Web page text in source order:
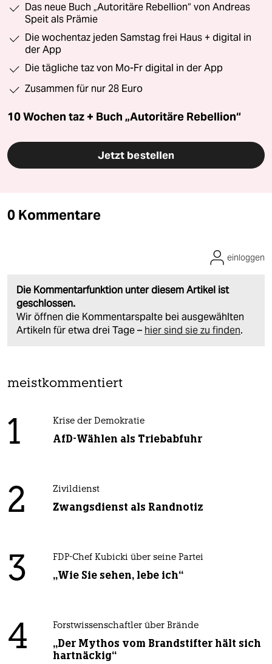
Das neue Buch „Autoritäre Rebellion“ von Andreas
Speit als Prämie
Die wochentaz jeden Samstag frei Haus + digital in
der App
Die tägliche taz von Mo-Fr digital in der App
Zusammen für nur 28 Euro
10 Wochen taz + Buch „Autoritäre Rebellion“
Jetzt bestellen
0 Kommentare
Die Kommentarfunktion unter diesem Artikel ist
geschlossen.
Wir öffnen die Kommentarspalte bei ausgewählten
Artikeln für etwa drei Tage – hier sind sie zu finden.
einloggen
meistkommentiert
1 Krise der Demokratie
AfD-Wählen als Triebabfuhr
2 Zivildienst
Zwangsdienst als Randnotiz
3 FDP-Chef Kubicki über seine Partei
„Wie Sie sehen, lebe ich“
4 Forstwissenschaftler über Brände
„Der Mythos vom Brandstifter hält sich
hartnäckig“